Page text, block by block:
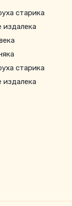
старика
старика